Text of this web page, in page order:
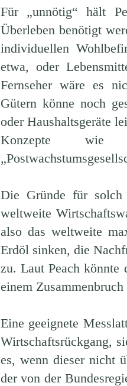
Für „unnötig“ hält
Überleben benötigt
individuellen
etwa, oder
Fernseher wäre es
Gütern könne noch
oder Haushaltsgeräte
Konzepte
Die Gründe für
weltweite
also das weltweite
Erdöl sinken, die
zu. Laut Peach könnte
einem
Eine geeignete
Wirtschaftsrückgang,
es, wenn dieser nicht
der von der